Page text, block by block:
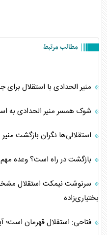
مطالب مرتبط
منیر الحدادی با استقلال برای
شوک همسر منیر الحدادی به
استقلالی‌ها نگران بازگشت منیر
بازگشت در راه است؟ وعده مهم
سرنوشت نیمکت استقلال
بختیاری‌زاده
فتاحی: استقلال قهرمان